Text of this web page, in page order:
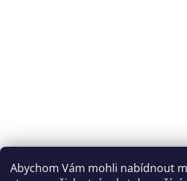
Abychom Vám mohli nabídnout